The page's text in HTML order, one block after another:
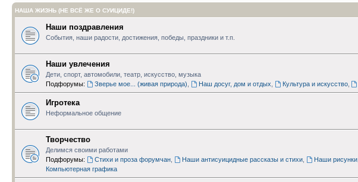
НАША ЖИЗНЬ (НЕ ВСЁ ЖЕ О СУИЦИДЕ!)
Наши поздравления
События, наши радости, достижения, победы, праздники и т.п.
Наши увлечения
Дети, спорт, автомобили, театр, искусство, музыка
Подфорумы:
Зверье мое... (живая природа) Наш досуг, дом и отдых Культура и искусство,
Игротека
Неформальное общение
Творчество
Делимся своими работами
Подфорумы:
Стихи и проза форумчан, Наши антисуицидные рассказы и стихи, Наши рисунки,
Компьютерная графика